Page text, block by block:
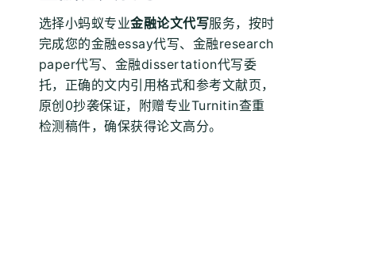
选择小蚂蚁专业金融论文代写服务，按时
完成您的金融essay代写、金融research
paper代写、金融dissertation代写委
托，正确的文内引用格式和参考文献页，
原创0抄袭保证，附赠专业Turnitin查重
检测稿件，确保获得论文高分。